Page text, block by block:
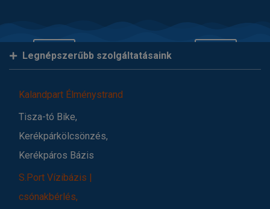
Legnépszerűbb szolgáltatásaink
Kalandpart Élménystrand
Tisza-tó Bike,
Kerékpárkölcsönzés,
Kerékpáros Bázis
S.Port Vízibázis |
csónakbérlés,